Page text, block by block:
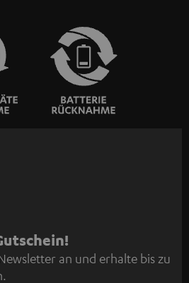
an und erhalte bis zu